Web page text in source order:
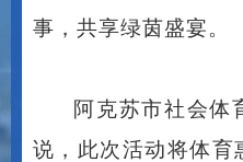
事，共享绿茵盛宴。
阿克苏市社会体
说，此次活动将体育